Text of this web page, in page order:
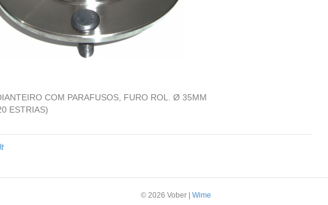
COM PARAFUSOS, FURO ROL. Ø 35MM
ESTRIAS)
© 2026 Vober Wime